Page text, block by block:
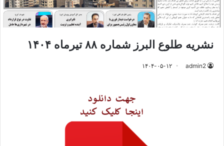
نشریه طلوع البرز شماره ۸۸ تیرماه ۱۴۰۴
admin2 ۱۴۰۴-۰۵-۱۲